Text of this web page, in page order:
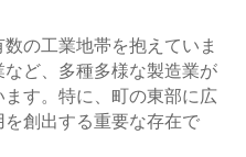
の工業地帯を抱えていま
ど、多種多様な製造業が
す。特に、町の東部に広
創出する重要な存在で